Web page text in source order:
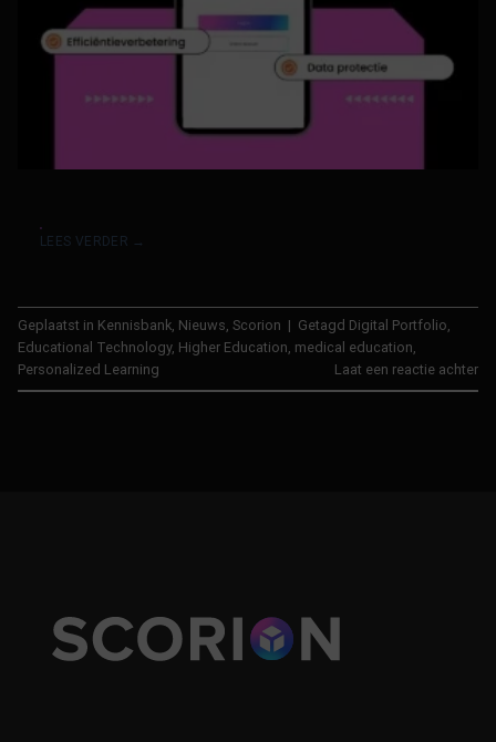
LEES VERDER →
Geplaatst in Kennisbank, Nieuws, Scorion | Getagd Digital Portfolio,
Educational Technology, Higher Education, medical education,
Personalized Learning
Laat een reactie achter